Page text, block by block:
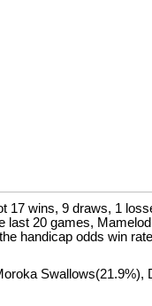
17 wins, 9 draws, 1
last 20 games,
handicap odds win
Swallows(21.9%),